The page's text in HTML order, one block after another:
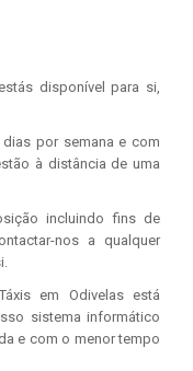
disponível para si,
por semana e com
à distância de uma
incluindo fins de
nos a qualquer
em Odivelas está
sistema informático
e com o menor tempo